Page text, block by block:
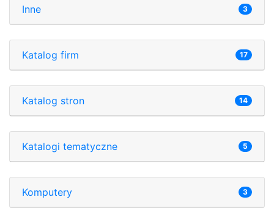
Inne 3
Katalog firm 17
Katalog stron 14
Katalogi tematyczne 5
Komputery 3